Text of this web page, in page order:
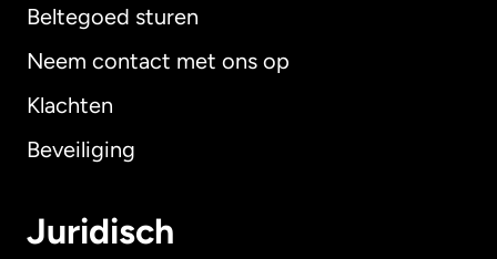
Beltegoed sturen
Neem contact met ons op
Klachten
Beveiliging
Juridisch